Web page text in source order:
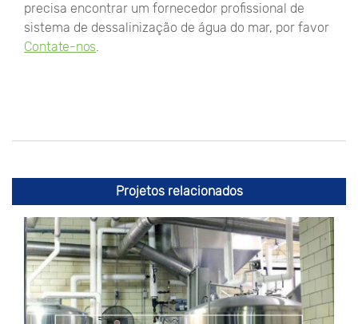
precisa encontrar um fornecedor profissional de
sistema de dessalinização de água do mar, por favor
Contate-nos.
Projetos relacionados